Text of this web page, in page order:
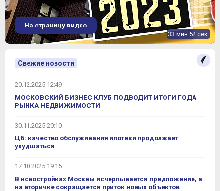
33 мин.52 сек.
На страницу видео
Свежие новости
20.12.2025 12:49
МОСКОВСКИЙ БИЗНЕС КЛУБ ПОДВОДИТ ИТОГИ ГОДА
РЫНКА НЕДВИЖИМОСТИ
30.11.2025 20:10
ЦБ: качество обслуживания ипотеки продолжает
ухудшаться
17.10.2025 19:15
В новостройках Москвы исчерпывается предложение, а
на вторичке сокращается приток новых объектов